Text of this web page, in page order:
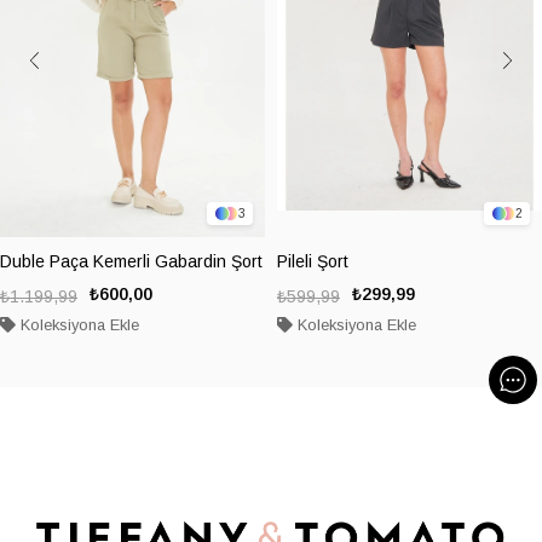
3
Duble Paça Kemerli Gabardin Şort
₺600,00
₺1.199,99
Koleksiyona Ekle
2
Pileli Şort
₺299,99
₺599,99
Koleksiyona Ekle